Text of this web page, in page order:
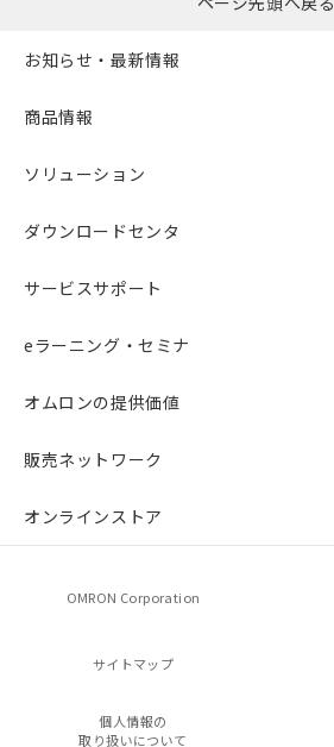
お知らせ・最新情報
商品情報
ソリューション
ダウンロードセンタ
サービスサポート
eラーニング・セミナ
オムロンの提供価値
販売ネットワーク
オンラインストア
OMRON Corporation
サイトマップ
個人情報の
取り扱いについて